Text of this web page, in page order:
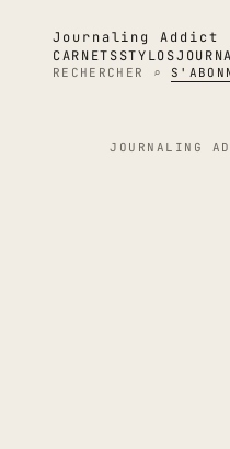
Journaling Addict
CARNETSSTYLOS
RECHERCHER ⌕
JOURNALING